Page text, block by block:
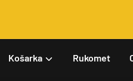
Košarka Rukomet